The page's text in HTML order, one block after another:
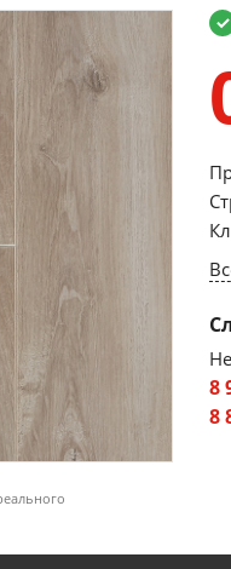
8
8